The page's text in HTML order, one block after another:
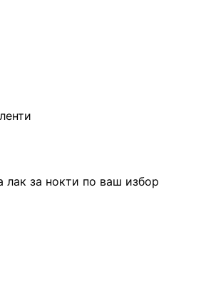
лак за нокти по ваш избор